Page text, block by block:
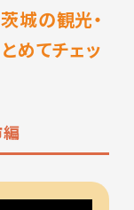
城の観光・
めてチェッ